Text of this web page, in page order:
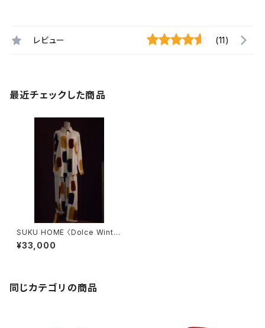
レビュー (11)
最近チェックした商品
SUKU HOME 〈Dolce Winter
Pyjamas〉
¥33,000
同じカテゴリの商品